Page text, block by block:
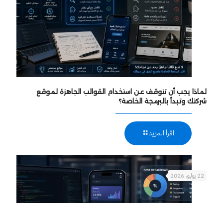
لماذا يجب أن تتوقف عن استخدام القوالب الجاهزة لموقع
شركتك وتبدأ بالبرمجة الخاصة؟
اقرأ المزيد
22 يوليو، 2026